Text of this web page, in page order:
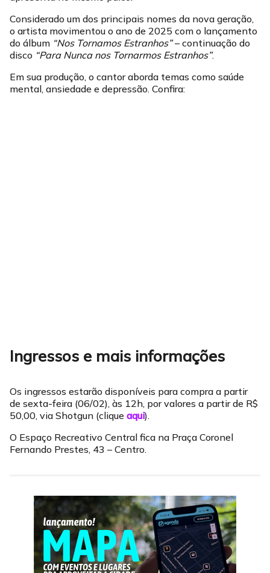
Considerado um dos principais nomes da nova geração,
o artista movimentou o ano de 2025 com o lançamento
do álbum “Nos Tornamos Estranhos”– continuação do
disco “Para Nunca nos Tornarmos Estranhos”.
Em sua produção, o cantor aborda temas como saúde
mental, ansiedade e depressão. Confira:
Ingressos e mais informações
Os ingressos estarão disponíveis para compra a partir
de sexta-feira (06/02), às 12h, por valores a partir de R$
50,00, via Shotgun (clique aqui).
O Espaço Recreativo Central fica na Praça Coronel
Fernando Prestes, 43 – Centro.